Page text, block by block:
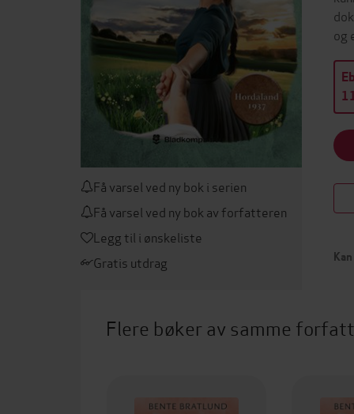
Få varsel ved ny bok i serien
Få varsel ved ny bok av forfatteren
Legg til i ønskeliste
Gratis utdrag
og
Flere bøker av samme